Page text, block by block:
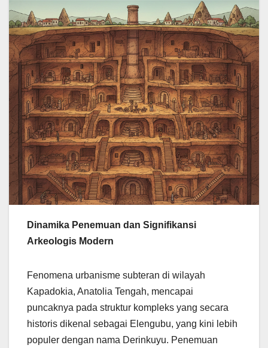
Dinamika Penemuan dan Signifikansi
Arkeologis Modern
Fenomena urbanisme subteran di wilayah
Kapadokia, Anatolia Tengah, mencapai
puncaknya pada struktur kompleks yang secara
historis dikenal sebagai Elengubu, yang kini lebih
populer dengan nama Derinkuyu. Penemuan